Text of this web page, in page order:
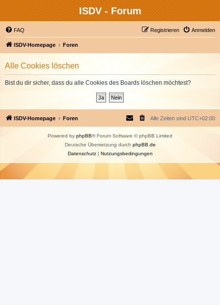
ISDV - Forum
FAQ Anmelden
Registrieren
ISDV-Homepage Foren
Alle Cookies löschen
Bist du dir sicher, dass du alle Cookies des Boards löschen möchtest?
ISDV-Homepage Foren Alle Zeiten sind UTC+02:00
Powered by phpBB® Forum Software © phpBB Limited
Deutsche Übersetzung durch phpBB.de
Datenschutz| Nutzungsbedingungen